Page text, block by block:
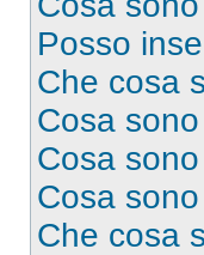
Posso
Che cosa
Cosa
Cosa
Cosa
Che cosa